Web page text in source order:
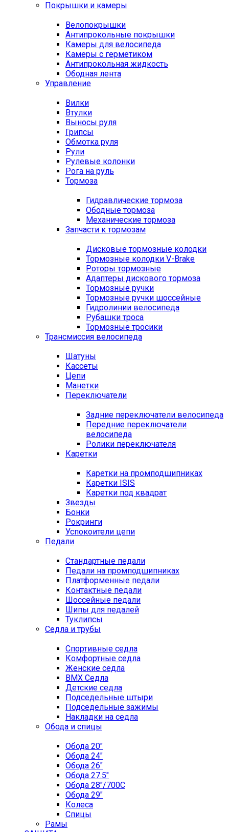
Покрышки и камеры
Велопокрышки
Антипрокольные покрышки
Камеры для велосипеда
Камеры с герметиком
Антипрокольная жидкость
Ободная лента
Управление
Вилки
Втулки
Выносы руля
Грипсы
Обмотка руля
Рули
Рулевые колонки
Рога на руль
Тормоза
Гидравлические тормоза
Ободные тормоза
Механические тормоза
Запчасти к тормозам
Дисковые тормозные колодки
Тормозные колодки V-Brake
Роторы тормозные
Адаптеры дискового тормоза
Тормозные ручки
Тормозные ручки шоссейные
Гидролинии велосипеда
Рубашки троса
Тормозные тросики
Трансмиссия велосипеда
Шатуны
Кассеты
Цепи
Манетки
Переключатели
Задние переключатели велосипеда
Передние переключатели
велосипеда
Ролики переключателя
Каретки
Каретки на промподшипниках
Каретки ISIS
Каретки под квадрат
Звезды
Бонки
Рокринги
Успокоители цепи
Педали
Стандартные педали
Педали на промподшипниках
Платформенные педали
Контактные педали
Шоссейные педали
Шипы для педалей
Туклипсы
Седла и трубы
Спортивные седла
Комфортные седла
Женские седла
BMX Седла
Детские седла
Подседельные штыри
Подседельные зажимы
Накладки на седла
Обода и спицы
Обода 20"
Обода 24"
Обода 26"
Обода 27.5"
Обода 28"/700C
Обода 29"
Колеса
Спицы
Рамы